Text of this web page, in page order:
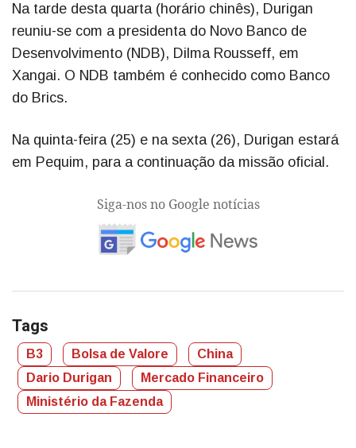
Na tarde desta quarta (horário chinês), Durigan
reuniu-se com a presidenta do Novo Banco de
Desenvolvimento (NDB), Dilma Rousseff, em
Xangai. O NDB também é conhecido como Banco
do Brics.
Na quinta-feira (25) e na sexta (26), Durigan estará
em Pequim, para a continuação da missão oficial.
Siga-nos no Google notícias
Tags
B3 Bolsa de Valore
China
Dario Durigan
Mercado Financeiro
Ministério da Fazenda